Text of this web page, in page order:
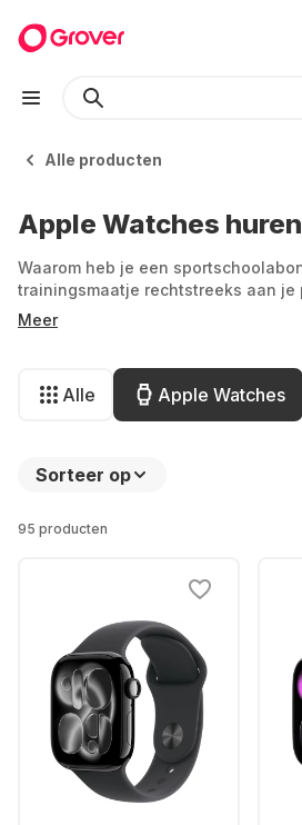
Alle producten
Apple Watches huren
Waarom heb je een
trainingsmaatje rechtstreeks aan je
Watches behoren tot de slimste
alleen vanwege hun ingenieuze
look. Bij Grover kun je je Apple
voordelige prijs en blijf je
Meer
Alle Apple Watches
Sorteer op
95 producten